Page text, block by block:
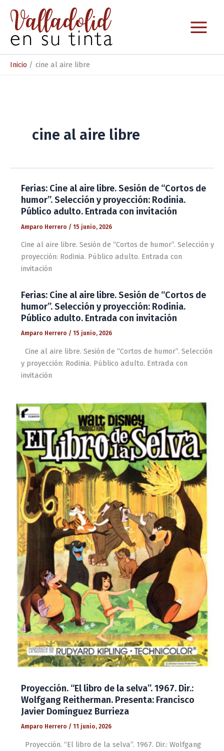
contenido
Inicio cine al aire libre
cine al aire libre
Ferias: Cine al aire libre. Sesión de “Cortos de
humor”. Selección y proyección: Rodinia.
Público adulto. Entrada con invitación
Amparo Herrero / 15 junio, 2026
Cine al aire libre. Sesión de “Cortos de humor”. Selección y
proyección: Rodinia. Público adulto. Entrada con
invitación
Ferias: Cine al aire libre. Sesión de “Cortos de
humor”. Selección y proyección: Rodinia.
Público adulto. Entrada con invitación
Amparo Herrero / 15 junio, 2026
Cine al aire libre. Sesión de “Cortos de humor”. Selección
y proyección: Rodinia. Público adulto. Entrada con
invitación
Proyección. “El libro de la selva”. 1967. Dir.:
Wolfgang Reitherman. Presenta: Francisco
Javier Domínguez Burrieza
Amparo Herrero / 11 junio, 2026
Proyección. “El libro de la selva”. 1967. Dir.: Wolfgang